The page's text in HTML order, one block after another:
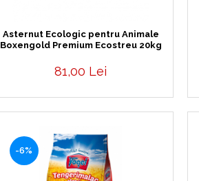
Asternut Ecologic pentru Animale
Boxengold Premium Ecostreu 20kg
81,00 Lei
-6%